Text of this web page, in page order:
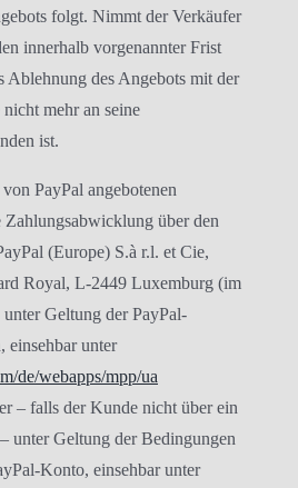
folgt. Nimmt der Verkäufer
innerhalb vorgenannter Frist
Ablehnung des Angebots mit der
mehr an seine
ist.
PayPal angebotenen
über den
(Europe) S.à r.l. et Cie,
Royal, L-2449 Luxemburg (im
Geltung der PayPal-
einsehbar unter
/de/webapps/mpp/ua
– falls der Kunde nicht über ein
unter Geltung der Bedingungen
Konto, einsehbar unter